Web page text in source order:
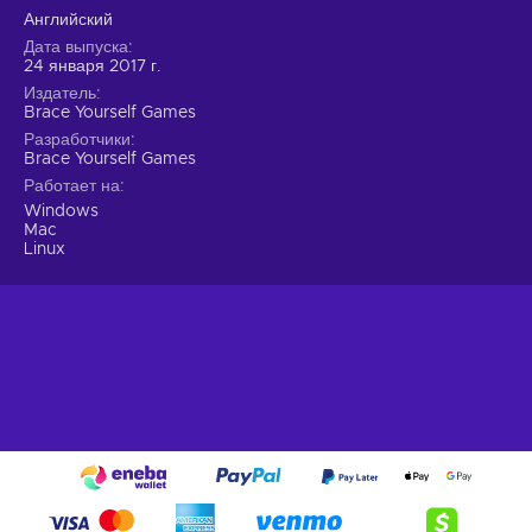
Английский
Дата выпуска
24 января 2017 г.
Издатель
Brace Yourself Games
Разработчики
Brace Yourself Games
Работает на
Windows
Mac
Linux